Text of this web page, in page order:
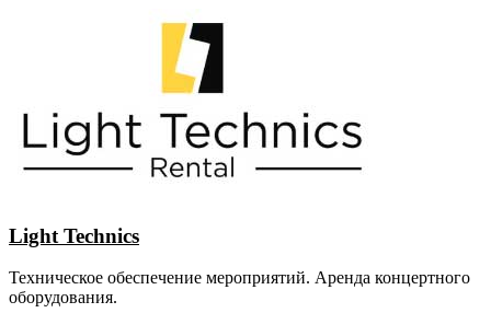
Light Technics
Техническое обеспечение мероприятий. Аренда концертного
оборудования.